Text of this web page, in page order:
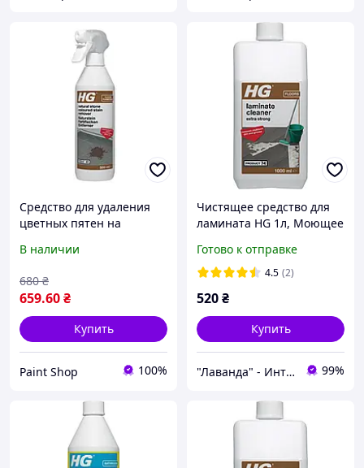
Средство для удаления
цветных пятен на
В наличии
659.60₴
680 ₴
Купить
Paint Shop 100%
Чистящее средство для
ламината HG 1л, Моющее
ламинированного
деревянного покрытия
Готово к отправке
4.5 (2)
520₴
Купить
"Лаванда" - Интернет-магазин 99%